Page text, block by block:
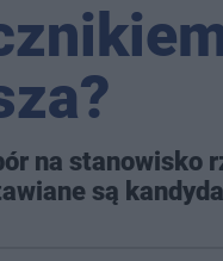
na stanowisko
są